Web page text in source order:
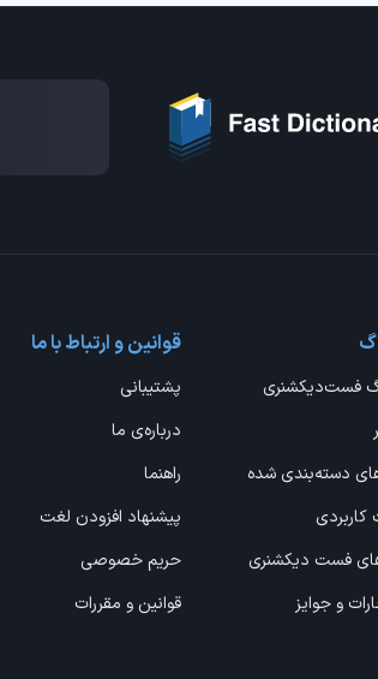
فست‌دیکشنری
دسته‌بندی شده
کاربردی
فست دیکشنری
و جوایز
قوانین و ارتباط با ما
پشتیبانی
درباره‌ی ما
راهنما
پیشنهاد افزودن لغت
حریم خصوصی
قوانین و مقررات